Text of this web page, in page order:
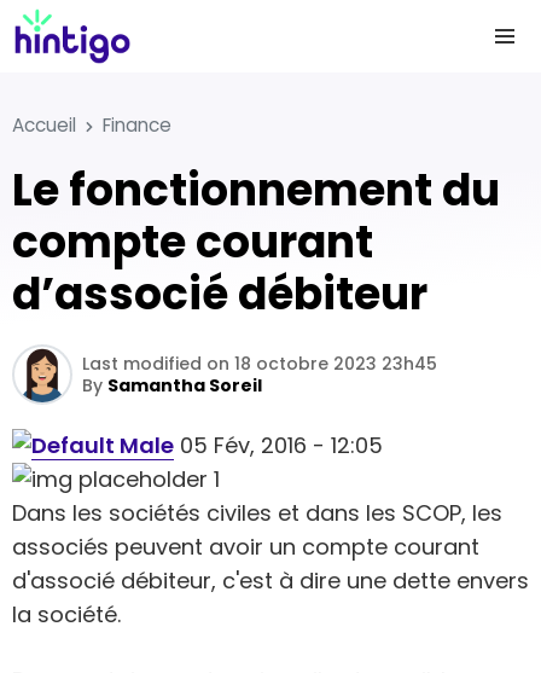
Accueil Finance
Le fonctionnement du
compte courant
d’associé débiteur
By Samantha Soreil
Last modified on 18 octobre 2023 23h45
05 Fév, 2016 - 12:05
Dans les sociétés civiles et dans les SCOP, les
associés peuvent avoir un compte courant
d'associé débiteur, c'est à dire une dette envers
la société.